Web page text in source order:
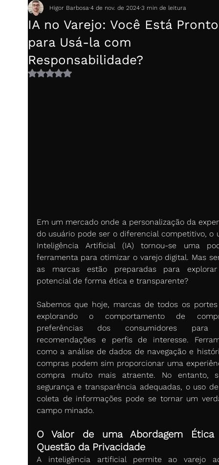
IA no Varejo: Você Está Pronto
para Usá-la com
Responsabilidade?
Higor Barbosa 4 de nov. de 2024 3 min de leitura
Avaliado com NaN de 5 estrelas.
Em um mercado onde a personalização da
do usuário pode ser o diferencial competitivo, o
Inteligência Artificial (IA) tornou-se uma
ferramenta para otimizar o varejo digital. Mas
as marcas estão preparadas para
potencial de forma ética e transparente?
Sabemos que hoje, marcas de todos os
explorando o comportamento de
preferências dos consumidores para
recomendações e perfis de interesse.
como a análise de dados de navegação e
compras podem sim proporcionar uma
compra muito mais atraente. No entanto,
segurança e transparência adequadas, o uso
coleta de informações pode se tornar um
campo minado.
O Valor de uma Abordagem
Questão da Privacidade
A inteligência artificial permite ao varejo